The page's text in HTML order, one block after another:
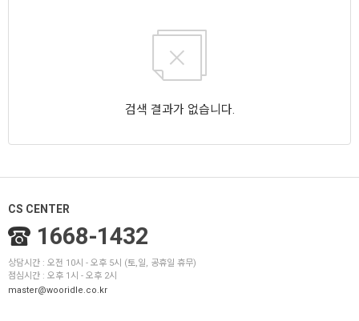
검색 결과가 없습니다.
CS CENTER
1668-1432
상담시간 : 오전 10시 - 오후 5시 (토,일, 공휴일 휴무)
점심시간 : 오후 1시 - 오후 2시
master@wooridle.co.kr